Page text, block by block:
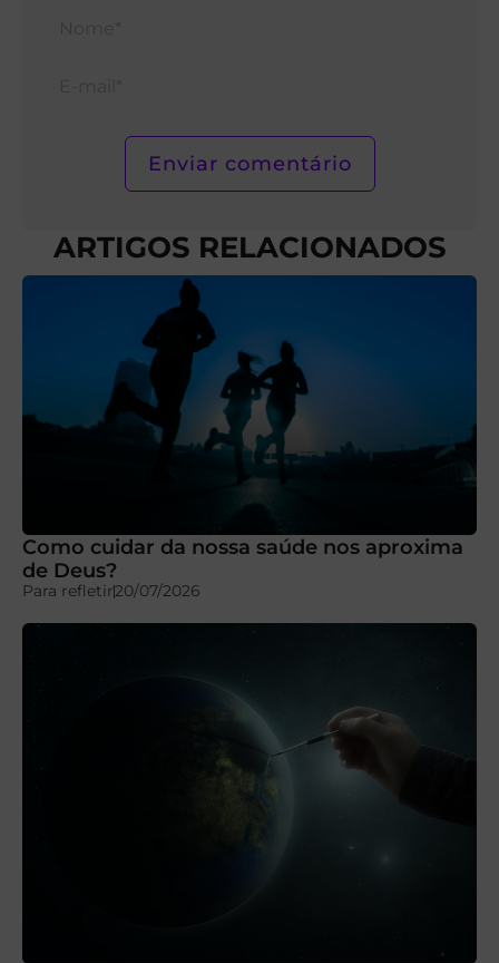
ARTIGOS RELACIONADOS
Como cuidar da nossa saúde nos aproxima
de Deus?
Para refletir20/07/2026